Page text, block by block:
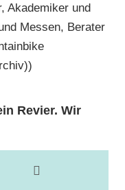
Akademiker und
Messen, Berater
Revier. Wir